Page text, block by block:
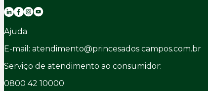
Ajuda
E-mail: atendimento@princesados campos.com.br
Serviço de atendimento ao consumidor:
0800 42 10000